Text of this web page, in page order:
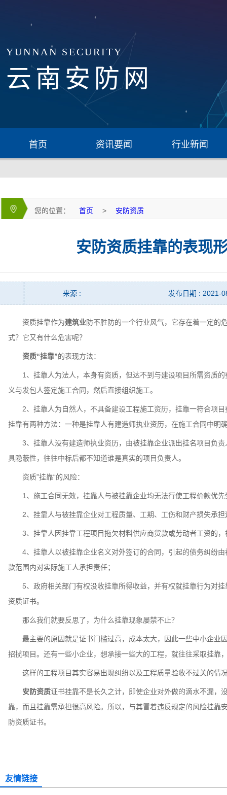
YUNNAN SECURITY
云南安防网
首页 资讯要闻 行业新闻
您的位置： 首页 > 安防资质
安防资质挂靠的表现
来源 : 发布日期 : 2021-
资质挂靠作为建筑业防不胜防的一个行业风气，它存在着一定的
式？它又有什么危害呢？
资质“挂靠”的表现方法：
1、挂靠人为法人，本身有资质，但达不到与建设项目所需资质的
义与发包人签定施工合同，然后直接组织施工。
2、挂靠人为自然人，不具备建设工程施工资历，挂靠一符合项目
挂靠有两种方法：一种是挂靠人有建造师执业资历，在施工合同中明
3、挂靠人没有建造师执业资历，由被挂靠企业派出挂名项目负责
具隐蔽性，往往中标后都不知道谁是真实的项目负责人。
资质”挂靠“的风险：
1、施工合同无效，挂靠人与被挂靠企业均无法行使工程价款优先
2、挂靠人与被挂靠企业对工程质量、工期、工伤和财产损失承担
3、挂靠人因挂靠工程项目拖欠材料供应商货款或劳动者工资的，
4、挂靠人以被挂靠企业名义对外签订的合同，引起的债务纠纷由
款范围内对实际施工人承担责任；
5、政府相关部门有权没收挂靠所得收益，并有权就挂靠行为对挂
资质证书。
那么我们就要反思了，为什么挂靠现象屡禁不止？
最主要的原因就是证书门槛过高，成本太大，因此一些中小企业
招揽项目。还有一些小企业，想承接一些大的工程，就往往采取挂靠
这样的工程项目其实容易出现纠纷以及工程质量验收不过关的情
安防资质证书挂靠不是长久之计，即使企业对外做的滴水不漏，
靠，而且挂靠需承担很高风险。所以，与其冒着违反规定的风险挂
防资质证书。
友情链接